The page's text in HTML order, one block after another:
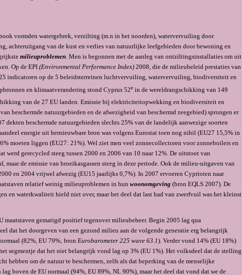
vormden watergebrek, verzilting (m.n in het noorden), watervervuiling door
achteruitgang van de kust en verlies van natuurlijke leefgebieden door bewoning en
milieuproblemen. Men is begonnen met de aanleg van ontziltingsinstallaties om uit
Op de EPI(Environmental Performance Index) 2008, die de milieubeleid prestaties van
indicatoren op de 5 beleidsterreinen luchtvervuiling, watervervuiling, biodiversiteit en
en klimaatverandering stond Cyprus 52e in de wereldrangschikking van 149
van de 27 EU landen. Emissie bij elektriciteitopwekking en biodiversiteit en
beschermde natuurgebieden en de afwezigheid van beschermd zeegebied) sprongen er
dekten beschermde natuurgebieden slechts 25% van de landelijk aanwezige soorten
energie uit hernieuwbare bron was volgens Eurostat toen nog nihil (EU27 15,5% in
moeten liggen (EU27: 21%). Wel ziet men veel zonnecollectoren voor zonneboilers en
werd gerecycled steeg tussen 2000 en 2006 van 10 naar 12%. De uitstoot van
maar de emissie van broeikasgassen steeg in deze periode. Ook de milieu-uitgaven van
en 2004 vrijwel afwezig (EU15 jaarlijks 0,7%). In 2007 ervoeren Cyprioten naar
relatief weinig milieuproblemen in hun woonomgeving (bron EQLS 2007). De
en waterkwaliteit hield niet over, maar het deel dat last had van zwerfvuil was het kleinst
maatstaven gematigd positief tegenover milieubeheer. Begin 2005 lag qua
dat het doorgeven van een gezond milieu aan de volgende generatie erg belangrijk
(82%, EU 79%; bron Eurobarometer 225 wave 63.1). Verder vond 14% (EU 18%)
segmentje dat het niet belangrijk vond lag op 3% (EU 1%). Het volksdeel dat de stelling
hebben om de natuur te beschermen, zelfs als dat beperking van de menselijke
boven de EU normaal (94%, EU 89%, NL 90%), maar het deel dat vond dat we de